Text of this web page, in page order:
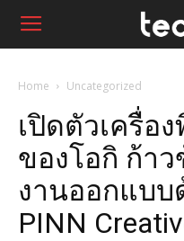
Home Uncategorized
เปิดตัวเครื่อ
ของโอกิ ก้า
งานออกแบ
PINN